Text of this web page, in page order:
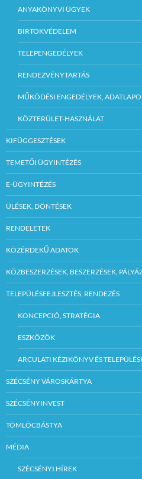
ANYAKÖNYVI ÜGYEK
BIRTOKVÉDELEM
TELEPENGEDÉLYEK
RENDEZVÉNYTARTÁS
MŰKÖDÉSI ENGEDÉLYEK,
KÖZTERÜLET-HASZNÁLAT
KIFÜGGESZTÉSEK
TEMETŐI ÜGYINTÉZÉS
E-ÜGYINTÉZÉS
ÜLÉSEK, DÖNTÉSEK
RENDELETEK
KÖZÉRDEKŰ ADATOK
KÖZBESZERZÉSEK, BESZERZÉSEK,
TELEPÜLÉSFEJLESZTÉS, RENDEZÉS
KONCEPCIÓ, STRATÉGIA
ESZKÖZÖK
ARCULATI KÉZIKÖNYV ÉS
SZÉCSÉNY VÁROSKÁRTYA
SZÉCSÉNYINVEST
TÖMLÖCBÁSTYA
MÉDIA
SZÉCSÉNYI HÍREK